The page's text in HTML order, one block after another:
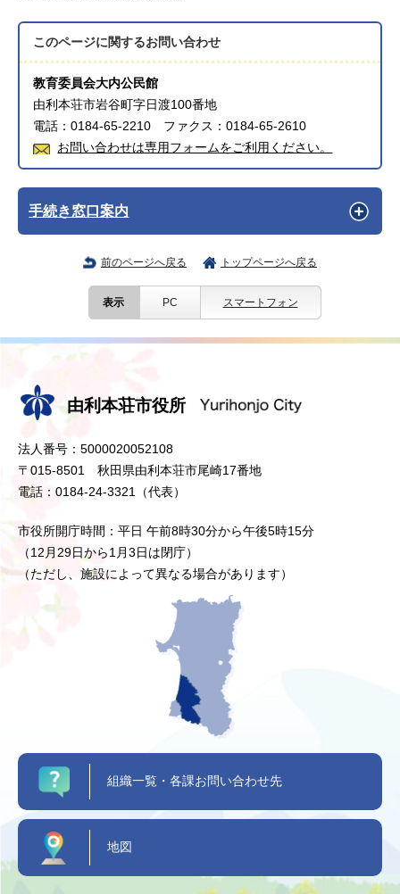
このページに関するお問い合わせ
教育委員会大内公民館
由利本荘市岩谷町字日渡100番地
電話：0184-65-2210 ファクス：0184-65-2610
お問い合わせは専用フォームをご利用ください。
手続き窓口案内
前のページへ戻る トップページへ戻る
表示 PC スマートフォン
由利本荘市役所
法人番号：5000020052108
〒015-8501 秋田県由利本荘市尾崎17番地
電話：0184-24-3321（代表）
市役所開庁時間：平日 午前8時30分から午後5時15分
（12月29日から1月3日は閉庁）
（ただし、施設によって異なる場合があります）
組織一覧・各課お問い合わせ先
地図